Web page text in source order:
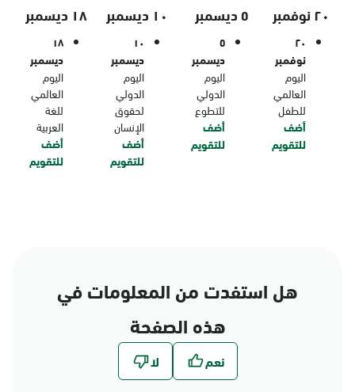
٢٠ نوفمبر
٢٠
نوفمبر
اليوم
العالمي
للطفل
أضف
للتقويم
٥ ديسمبر
٥
ديسمبر
اليوم
الدولي
للتطوع
أضف
للتقويم
١٠ ديسمبر
١٠
ديسمبر
اليوم
الدولي
لحقوق
الإنسان
أضف
للتقويم
١٨ ديسمبر
١٨
ديسمبر
اليوم
العالمي
للغة
العربية
أضف
للتقويم
هل استفدت من المعلومات في
هذه الصفحة